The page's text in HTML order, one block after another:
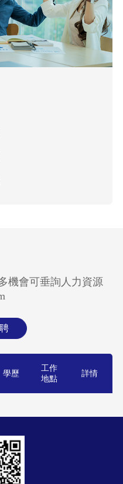
機會可垂詢人力資源
學歷
工作
地點
詳情